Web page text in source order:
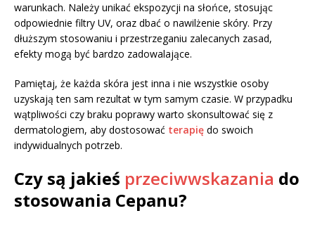
warunkach. Należy unikać ekspozycji na słońce, stosując
odpowiednie filtry UV, oraz dbać o nawilżenie skóry. Przy
dłuższym stosowaniu i przestrzeganiu zalecanych zasad,
efekty mogą być bardzo zadowalające.
Pamiętaj, że każda skóra jest inna i nie wszystkie osoby
uzyskają ten sam rezultat w tym samym czasie. W przypadku
wątpliwości czy braku poprawy warto skonsultować się z
dermatologiem, aby dostosować terapię do swoich
indywidualnych potrzeb.
Czy są jakieś przeciwwskazania do
stosowania Cepanu?